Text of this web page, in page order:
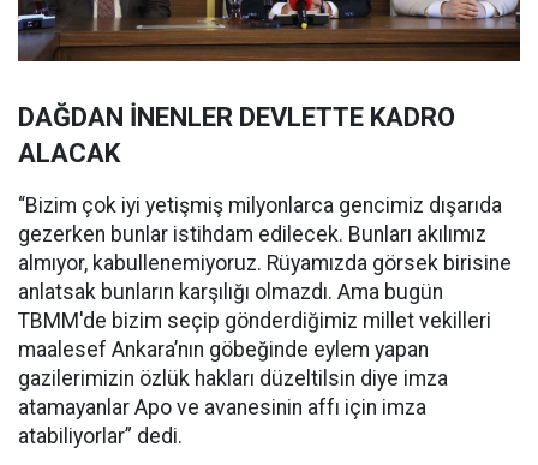
DAĞDAN İNENLER DEVLETTE KADRO
ALACAK
“Bizim çok iyi yetişmiş milyonlarca gencimiz dışarıda
gezerken bunlar istihdam edilecek. Bunları akılımız
almıyor, kabullenemiyoruz. Rüyamızda görsek birisine
anlatsak bunların karşılığı olmazdı. Ama bugün
TBMM'de bizim seçip gönderdiğimiz millet vekilleri
maalesef Ankara’nın göbeğinde eylem yapan
gazilerimizin özlük hakları düzeltilsin diye imza
atamayanlar Apo ve avanesinin affı için imza
atabiliyorlar” dedi.